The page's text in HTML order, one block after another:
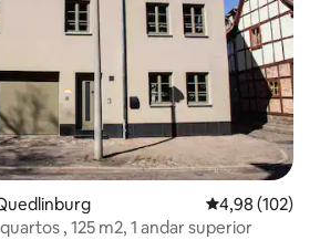
4,98 de uma
4,98 (102)
, 125 m2, 1 andar superior